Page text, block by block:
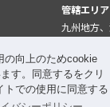
の向上のためcookie
す。同意するをクリ
トでの使用に同意する
管轄エリア
九州地方